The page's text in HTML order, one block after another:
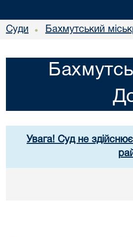
Суди • Бахмутський
Увага! Суд не